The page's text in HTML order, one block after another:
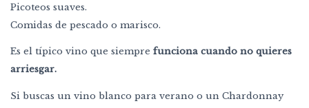
Picoteos suaves.
Comidas de pescado o marisco.
Es el típico vino que siempre funciona cuando no quieres
arriesgar.
Si buscas un vino blanco para verano o un Chardonnay